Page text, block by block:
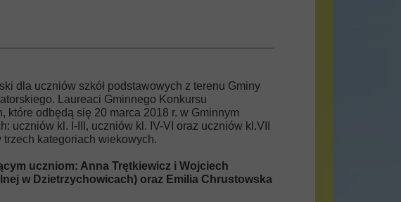
dla uczniów szkół podstawowych z terenu Gminy
Laureaci Gminnego Konkursu
odbędą się 20 marca 2018 r. w Gminnym
uczniów kl. I-III, uczniów kl. IV-VI oraz uczniów kl.VII
trzech kategoriach wiekowych.
uczniom: Anna Trętkiewicz i Wojciech
w Dzietrzychowicach) oraz Emilia Chrustowska